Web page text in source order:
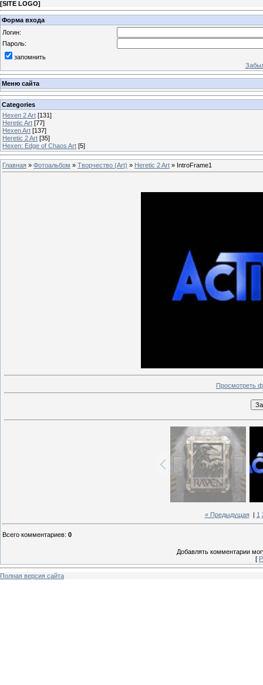
[SITE LOGO]
Форма входа
Логин:
Пароль:
запомнить
Меню сайта
Categories
Hexen 2 Art [131]
Heretic Art [77]
Hexen Art [137]
Heretic 2 Art [35]
Hexen: Edge of Chaos Art [5]
Главная » Фотоальбом » Творчество (Art) » Heretic 2 Art » IntroFrame1
Просмотреть
« Предыдущая| 1
Всего комментариев: 0
Добавлять комментарии
[
Полная версия сайта